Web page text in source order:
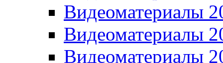
Видеоматериалы
Видеоматериалы
Видеоматериалы